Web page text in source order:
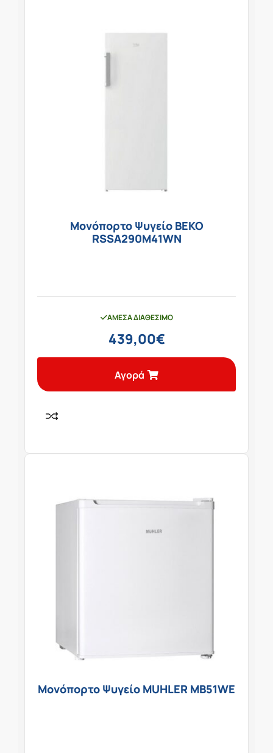
Μονόπορτο Ψυγείο BEKO
RSSA290M41WN
ΆΜΕΣΑ ΔΙΑΘΈΣΙΜΟ
439,00€
Αγορά
Μονόπορτο Ψυγείο MUHLER MB51WE